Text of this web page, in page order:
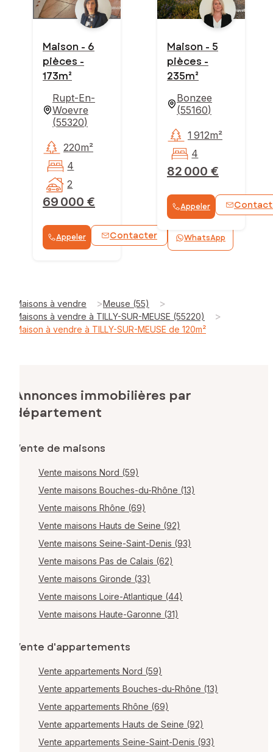
Maison - 6
pièces -
173m²
Rupt-En-
Woevre
(55320)
69 000 €
220m²
4
2
Appeler Contacter WhatsApp
Maison - 5
pièces -
235m²
Bonzee
(55160)
82 000 €
1 912m²
4
Appeler
Maisons à vendre >Meuse (55) >
Maisons à vendre à TILLY-SUR-MEUSE (55220) >
Maison à vendre à TILLY-SUR-MEUSE de 120m²
Annonces immobilières par
département
Vente de maisons
Vente maisons Nord (59)
Vente maisons Bouches-du-Rhône (13)
Vente maisons Rhône (69)
Vente maisons Hauts de Seine (92)
Vente maisons Seine-Saint-Denis (93)
Vente maisons Pas de Calais (62)
Vente maisons Gironde (33)
Vente maisons Loire-Atlantique (44)
Vente maisons Haute-Garonne (31)
Vente d'appartements
Vente appartements Nord (59)
Vente appartements Bouches-du-Rhône (13)
Vente appartements Rhône (69)
Vente appartements Hauts de Seine (92)
Vente appartements Seine-Saint-Denis (93)